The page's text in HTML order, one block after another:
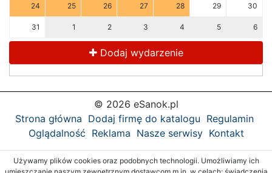
24 25 26 27 28 29 30
31 1 2 3 4 5 6
Dodaj wydarzenie
© 2026 eSanok.pl
Strona główna Dodaj firmę do katalogu Regulamin
Oglądalność Reklama Nasze serwisy Kontakt
Używamy plików cookies oraz podobnych technologii. Umożliwiamy ich